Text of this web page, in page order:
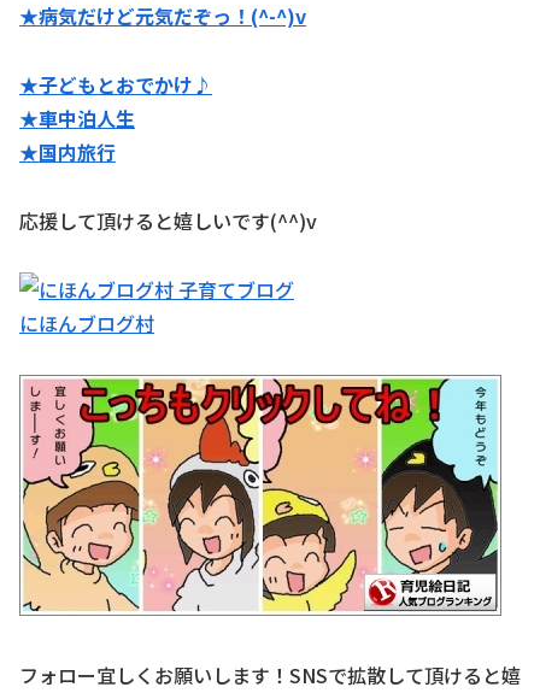
★病気だけど元気だぞっ！(^-^)v
★子どもとおでかけ♪
★車中泊人生
★国内旅行
応援して頂けると嬉しいです(^^)v
にほんブログ村
フォロー宜しくお願いします！SNSで拡散して頂けると嬉